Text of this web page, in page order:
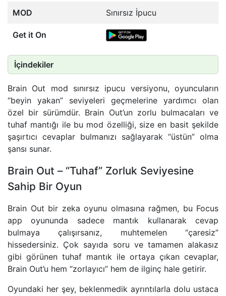
MOD Sınırsız İpucu
Get it On
İçindekiler
Brain Out mod sınırsız ipucu versiyonu, oyuncuların
“beyin yakan” seviyeleri geçmelerine yardımcı olan
özel bir sürümdür. Brain Out’un zorlu bulmacaları ve
tuhaf mantığı ile bu mod özelliği, size en basit şekilde
şaşırtıcı cevaplar bulmanızı sağlayarak “üstün” olma
şansı sunar.
Brain Out – “Tuhaf” Zorluk Seviyesine
Sahip Bir Oyun
Brain Out bir zeka oyunu olmasına rağmen, bu Focus
app oyununda sadece mantık kullanarak cevap
bulmaya çalışırsanız, muhtemelen “çaresiz”
hissedersiniz. Çok sayıda soru ve tamamen alakasız
gibi görünen tuhaf mantık ile ortaya çıkan cevaplar,
Brain Out’u hem “zorlayıcı” hem de ilginç hale getirir.
Oyundaki her şey, beklenmedik ayrıntılarla dolu ustaca